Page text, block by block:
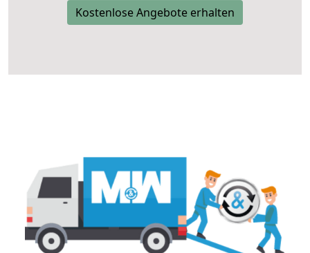
Kostenlose Angebote erhalten